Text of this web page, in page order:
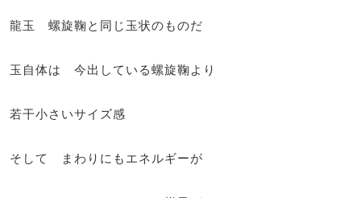
龍玉 螺旋鞠と同じ玉状のものだ
玉自体は 今出している螺旋鞠より
若干小さいサイズ感
そして まわりにもエネルギーが